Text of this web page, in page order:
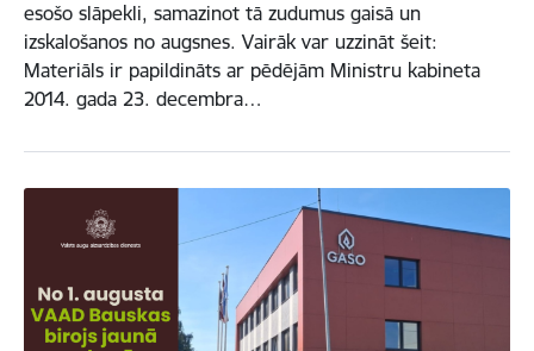
esošo slāpekli, samazinot tā zudumus gaisā un
izskalošanos no augsnes. Vairāk var uzzināt šeit:
Materiāls ir papildināts ar pēdējām Ministru kabineta
2014. gada 23. decembra…